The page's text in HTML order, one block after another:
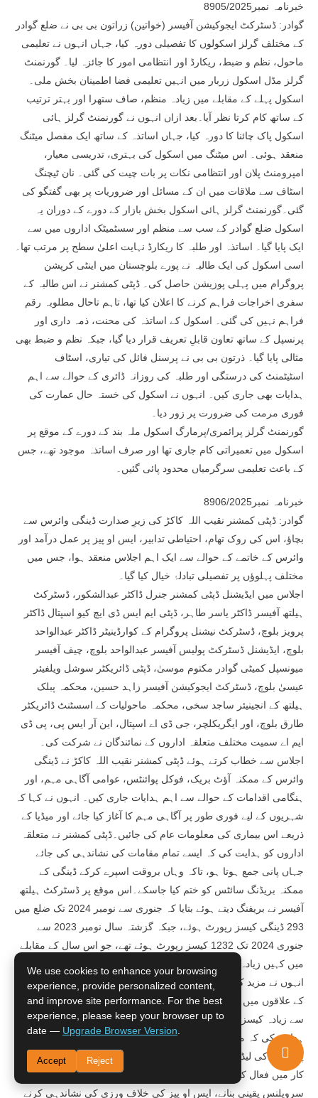
خبرنامہ نمبر8905/2025
گوادر: ڈسٹرکٹ ایجوکیشن آفیسر (خواتین) زراتون بی بی نے ضلع گوادر
کے مختلف گرلز اسکولوں کا تفصیلی دورہ کیا، جہاں انہوں نے تعلیمی
ماحول، نظم و ضبط، ریکارڈ اور انتظامی امور کا جائزہ لیا۔ گورنمنٹ
گرلز مڈل اسکول زربار میں انہیں تعلیمی فضا اطمینان بخش ملی۔
اسکول پہلے کے مقابلے میں زیادہ منظم، صاف ستھرا اور بہتر ترتیب
کے ساتھ کام کرتا نظر آیا۔بعد ازاں انہوں نے گورنمنٹ گرلز ہائی
اسکول پاک چائنا کا دورہ کیا، جہاں اساتذہ کے ساتھ ایک مفصل میٹنگ
منعقد ہوئی۔ اس میٹنگ میں اسکول کی بہتری، تدریسی معیار،
امپرومنٹ پلان اور انتظامی نکات پر بات چیت کی گئی۔ نان ٹیچنگ
اسٹاف سے ملاقات میں ان کے مسائل اور ضروریات پر بھی گفتگو کی
گئی۔گورنمنٹ گرلز ہائی اسکول بخش بازار کے دورے کے دوران یہ
اسکول ضلع گوادر کے سب سے منظم اور سسٹمیٹک اداروں میں سے
ایک پایا گیا۔ اساتذہ اور طلبہ کا ریکارڈ نہایت اعلیٰ سطح پر مرتب تھا۔
اسی اسکول کی ایک طالبہ نے پورے بلوچستان میں اینٹی کرپشن
پروگرام میں پہلی پوزیشن حاصل کی۔ ڈپٹی کمشنر نے اس طالبہ کے
سفری اخراجات فراہم کرنے کا اعلان کیا تھا، تاہم تاحال مطلوبہ رقم
فراہم نہیں کی گئی۔ اسکول کے اساتذہ کی محنت، ذمہ داری اور
پرنسپل کے ساتھ تعاون قابلِ تعریف قرار دیا گیا، جبکہ نظم و ضبط بھی
مثالی پایا گیا۔ ذرتون بی بی نے پرسنل فائل کی تیاری، اسٹاف
اسٹیٹمنٹ کی درستگی اور طلبہ کی روزانہ ڈائری کے حوالے سے اہم
ہدایات بھی جاری کیں۔ انہوں نے اسکول کی خستہ حال عمارت کی
فوری مرمت کی ضرورت پر زور دیا۔
گورنمنٹ گرلز پرائمری/پرمارگ اسکول ملہ بند کے دورے کے موقع پر
اسکول میں تعمیراتی کام جاری تھا اور صرف اساتذہ موجود تھے، جس
کے باعث تعلیمی سرگرمیاں محدود پائی گئیں۔
خبرنامہ نمبر8906/2025
گوادر: ڈپٹی کمشنر نقیب اللہ کاکڑ کی زیرِ صدارت ڈینگی وائرس سے
بچاؤ، اس کی روک تھام، احتیاطی تدابیر، ایس او پیز پر عمل درآمد اور
وائرس کے خاتمے کے حوالے سے ایک اہم اجلاس منعقد ہوا، جس میں
مختلف پہلوؤں پر تفصیلی تبادلۂ خیال کیا گیا۔
اجلاس میں ایڈیشنل ڈپٹی کمشنر جنرل ڈاکٹر عبدالشکور، ڈسٹرکٹ
ہیلتھ آفیسر ڈاکٹر یاسر طاہر، ڈپٹی ایم ایس ڈی ایچ کیو اسپتال ڈاکٹر
پرویز بلوچ، ڈسٹرکٹ نیشنل پروگرام کے کوارڈینیٹر ڈاکٹر عبدالواحد
بلوچ، ایڈیشنل ڈسٹرکٹ پولیس آفیسر عبدالواحد بلوچ، چیف آفیسر
میونسپل کمیٹی گوادر مکتوم موسیٰ، ڈپٹی ڈائریکٹر سوشل ویلفیئر
عیسیٰ بلوچ، ڈسٹرکٹ ایجوکیشن آفیسر زاہد حسین، محکمہ پبلک
ہیلتھ کے انجینیئر ساجد سخی، محکمہ ماحولیات کے اسسٹنٹ ڈائریکٹر
طارق بلوچ، اور ایگریکلچر، جی ڈی اے اسپتال، این آر ایس پی، پی ڈی
ایم اے سمیت مختلف متعلقہ اداروں کے نمائندگان نے شرکت کی۔
اجلاس سے خطاب کرتے ہوئے ڈپٹی کمشنر نقیب اللہ کاکڑ نے ڈینگی
وائرس کے ممکنہ آؤٹ بریک، فوکل پوائنٹس، عوامی آگاہی مہم، اور
ہنگامی اقدامات کے حوالے سے اہم ہدایات جاری کیں۔ انہوں نے کہا کہ
شہریوں کے لیے فوری طور پر آگاہی مہم کا آغاز کیا جائے اور میڈیا کے
ذریعے اس بیماری کی معلومات عام کی جائیں۔ڈپٹی کمشنر نے متعلقہ
اداروں کو ہدایت کی کہ ایسے تمام مقامات کی نشاندہی کی جائے
جہاں پانی جمع ہوتا ہو، تاکہ وہاں بروقت اسپرے کرکے ڈینگی کے
ممکنہ بریڈنگ سائٹس کو ختم کیا جاسکے۔اس موقع پر ڈسٹرکٹ ہیلتھ
آفیسر نے بریفنگ دیتے ہوئے بتایا کہ جنوری سے نومبر 2024 تک ضلع میں
293 ڈینگی کیسز رپورٹ ہوئے، جبکہ گزشتہ سال نومبر 2023 سے
جنوری 2024 تک 1232 کیسز رپورٹ ہوئے تھے، جو اس سال کے مقابلے
میں کہیں زیادہ تھے۔
انہوں نے مزید کہا کہ محکمہ صحت کی ٹیموں نے ایل ای می اور ماڑا
کے علاقوں میں اسپرے اور فوگنگ کی ہے، اور اس وقت ڈینگی کے سب
سے زیادہ کیسز گوادر شہر میں سامنے آرہے ہیں۔ڈپٹی کمشنر نے
ہدایت کی کہ محکمہ صحت، این آر ایس پی، سوشل ویلفیئر، نیشنل
پروگرام کی لیڈی ہیلتھ ورکرز اور دیگر متعلقہ محکمے اپنے اپنے دائرہ
کار میں فعال کردار ادا کریں۔ ساتھ ہی محکمہ ماحولیات کو مکمل
سرویلنس یقینی بنانے، ایس او پیز کی خلاف ورزی کی نشاندہی کرنے
We use cookies to enhance your browsing
experience, provide personalized content,
and improve site performance. For the best
experience, please keep your browser up to
date — Upgrade Browser Version
Accept Reject